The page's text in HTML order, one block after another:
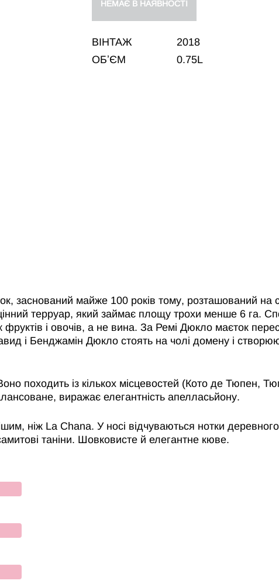
НЕМАЄ В НАЯВНОСТІ
ВІНТАЖ
2018
ОБʼЄМ
0.75L
заснований майже 100 років тому, розташований на
терруар, який займає площу трохи менше 6 га.
і овочів, а не вина. За Ремі Дюкло маєток
і Бенджамін Дюкло стоять на чолі домену і
походить із кількох місцевостей (Кото де Тюпен,
виражає елегантність апелласьйону.
ніж La Chana. У носі відчуваються нотки
таніни. Шовковисте й елегантне кюве.